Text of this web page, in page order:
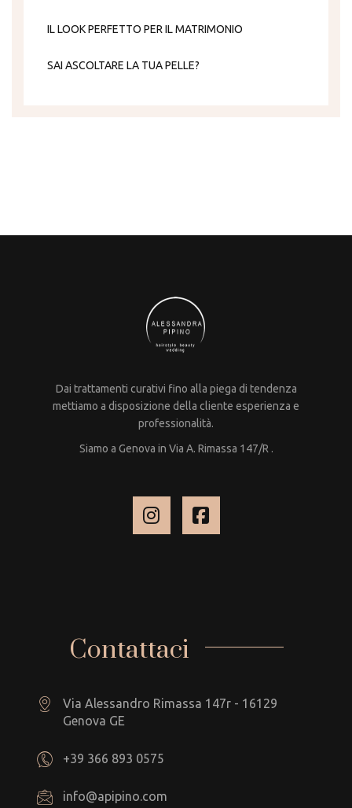
IL LOOK PERFETTO PER IL MATRIMONIO
SAI ASCOLTARE LA TUA PELLE?
Dai trattamenti curativi fino alla piega di tendenza
mettiamo a disposizione della cliente esperienza e
professionalità.
Siamo a Genova in Via A. Rimassa 147/R .
Contattaci
Via Alessandro Rimassa 147r - 16129
Genova GE
+39 366 893 0575
info@apipino.com